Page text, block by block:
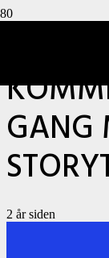
GANG
2 år siden